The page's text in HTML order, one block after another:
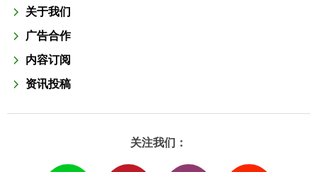
关于我们
广告合作
内容订阅
资讯投稿
关注我们：